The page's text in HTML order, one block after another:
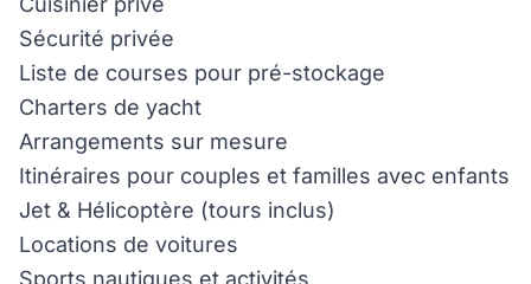
Sécurité privée
Liste de courses pour pré-stockage
Charters de yacht
Arrangements sur mesure
Itinéraires pour couples et familles avec enfants
Jet & Hélicoptère (tours inclus)
Locations de voitures
Sports nautiques et activités